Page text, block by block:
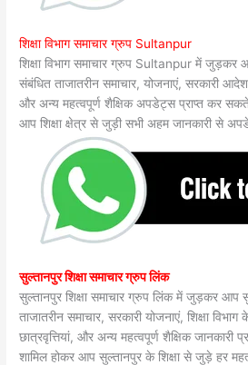
शिक्षा विभाग समाचार ग्रुप Sultanpur
शिक्षा विभाग समाचार ग्रुप Sultanpur में जुड़कर
संबंधित ताजातरीन समाचार, योजनाएं, सरकारी आदेश,
और अन्य महत्वपूर्ण शैक्षिक अपडेट्स प्राप्त कर
आप शिक्षा क्षेत्र से जुड़ी सभी अहम जानकारी से
सुल्तानपुर शिक्षा समाचार ग्रुप लिंक
सुल्तानपुर शिक्षा समाचार ग्रुप लिंक में जुड़कर आप
ताजातरीन समाचार, सरकारी योजनाएं, शिक्षा विभाग
छात्रवृत्तियां, और अन्य महत्वपूर्ण शैक्षिक
शामिल होकर आप सुल्तानपुर के शिक्षा से जुड़े हर